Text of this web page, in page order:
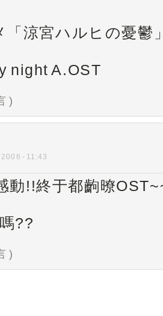
「涼宮ハルヒの憂鬱
night A.OST
)
- 11:43
動!!終于都齣暸
??
)